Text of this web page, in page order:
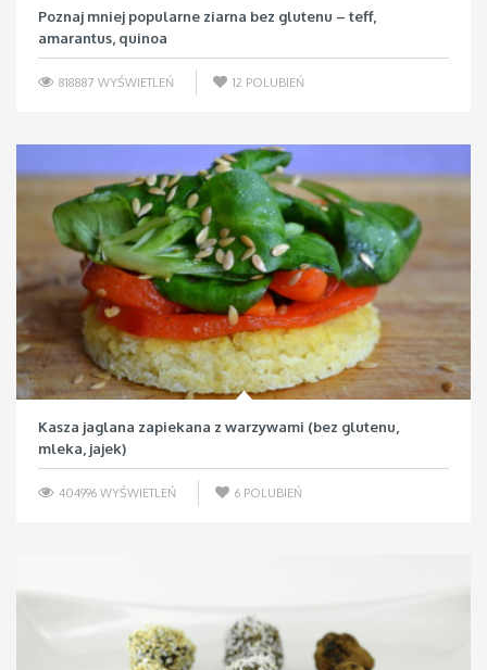
Poznaj mniej popularne ziarna bez glutenu – teff,
amarantus, quinoa
818887 WYŚWIETLEŃ 12 POLUBIEŃ
Kasza jaglana zapiekana z warzywami (bez glutenu,
mleka, jajek)
404996 WYŚWIETLEŃ 6 POLUBIEŃ